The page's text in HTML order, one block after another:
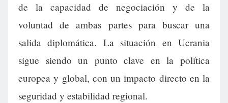
de la capacidad de negociación y de la
voluntad de ambas partes para buscar una
salida diplomática. La situación en Ucrania
sigue siendo un punto clave en la política
europea y global, con un impacto directo en la
seguridad y estabilidad regional.